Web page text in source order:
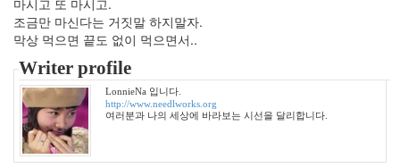
마시고 또 마시고.
조금만 마신다는 거짓말 하지말자.
막상 먹으면 끝도 없이 먹으면서..
Writer profile
LonnieNa 입니다.
http://www.needlworks.org
여러분과 나의 세상에 바라보는 시선을 달리합니다.
12
월
10
2011
년
48
2011
년
1